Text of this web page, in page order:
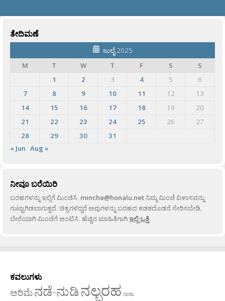
ತೇದಿಮಣೆ
ಜುಲೈ 2025
M
T W T F S
S
1
2 3 4 5
6
7
8 9 10 11 12
13
14
15 16 17 18 19
20
21
22 23 24 25 26
27
28
29 30
31
« Jun Aug »
ನೀವೂ ಬರೆಯಿರಿ
ಬರಹಗಳನ್ನು ಇಲ್ಲಿಗೆ ಮಿಂಚಿಸಿ: minche@honalu.netನಿಮ್ಮ ಮಿಂಚೆ ವಿಳಾಸವನ್ನು
ಗುಟ್ಟಾಗಿಡಲಾಗುತ್ತದೆ. ಚಿತ್ರಗಳಿದ್ದರೆ ಅವುಗಳನ್ನು ಬರಹದ ಕಡತದೊಡನೆ ಸೇರಿಸಬೇಡಿ,
ಬೇರೆಯಾಗಿ ಮಿಂಚೆಗೆ ಅಂಟಿಸಿ. ಹೆಚ್ಚಿನ ಮಾಹಿತಿಗಾಗಿಇಲ್ಲಿ ಒತ್ತಿ.
ಕವಲುಗಳು
ಅರಿಮೆನಡೆ-ನುಡಿನಲ್ಬರಹ ನಾಡು